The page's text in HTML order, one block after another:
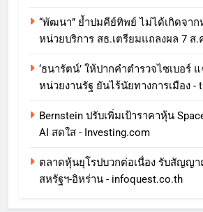
“พัฒนา” ย้ำปมคีย์ทิพย์ ไม่ได้เกิดจา
หน่วยบริการ สธ.เตรียมแถลงผล 7 ส.
‘ธนารัตน์’ ให้ปากคำตำรวจไซเบอร์
หน่วยงานรัฐ ยันไร้นัยทางการเมือง -
Bernstein ปรับเพิ่มเป้าราคาหุ้น
AI สดใส - Investing.com
ตลาดหุ้นยุโรปบวกต่อเนื่อง รับสัญญ
สหรัฐฯ-อิหร่าน - infoquest.co.th